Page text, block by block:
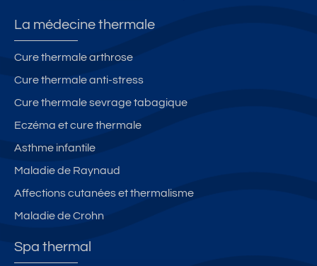
La médecine thermale
Cure thermale arthrose
Cure thermale anti-stress
Cure thermale sevrage tabagique
Eczéma et cure thermale
Asthme infantile
Maladie de Raynaud
Affections cutanées et thermalisme
Maladie de Crohn
Spa thermal